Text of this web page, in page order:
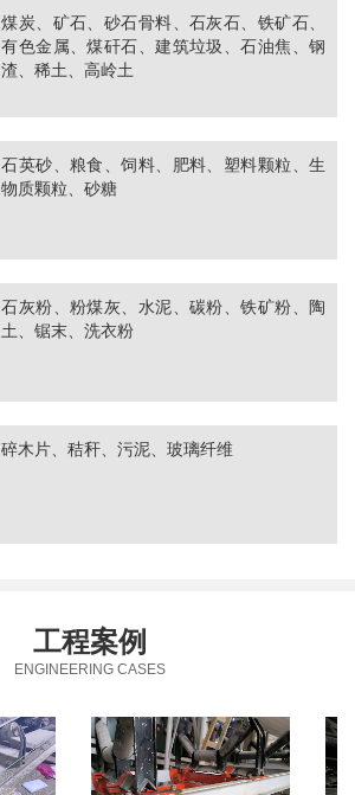
煤炭、矿石、砂石骨料、石灰石、铁矿石、
有色金属、煤矸石、建筑垃圾、石油焦、钢
渣、稀土、高岭土
石英砂、粮食、饲料、肥料、塑料颗粒、生
物质颗粒、砂糖
石灰粉、粉煤灰、水泥、碳粉、铁矿粉、陶
土、锯末、洗衣粉
碎木片、秸秆、污泥、玻璃纤维
工程案例
ENGINEERING CASES